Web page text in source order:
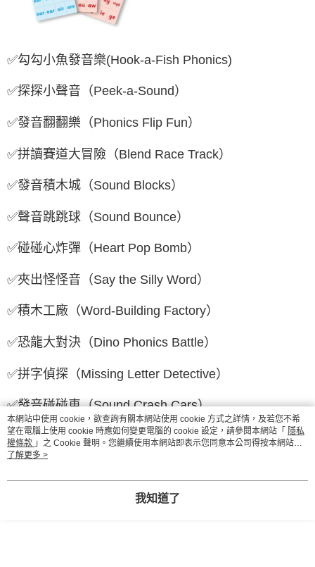
✅勾勾小魚發音樂(Hook-a-Fish Phonics)
✅探探小聲音（Peek-a-Sound）
✅發音翻翻樂（Phonics Flip Fun）
✅拼讀賽道大冒險（Blend Race Track）
✅發音積木城（Sound Blocks）
✅聲音跳跳球（Sound Bounce）
✅碰碰心炸彈（Heart Pop Bomb）
✅夾出怪怪音（Say the Silly Word）
✅積木工廠（Word-Building Factory）
✅恐龍大對決（Dino Phonics Battle）
✅拼字偵探（Missing Letter Detective）
✅發音碰碰車（Sound Crash Cars）
✅拼讀小廚師（Word Chef）
✅聲音百寶箱（Sound Treasure Box）
本網站中使用 cookie，欲查詢有關本網站使用 cookie 方式之詳情，及若您不希
望在電腦上使用 cookie 時應如何變更電腦的 cookie 設定，請參閱本網站「 隱私
權條款 」之 Cookie 聲明。您繼續使用本網站即表示您同意本公司得按本網站使
用條款之 Cookie 聲明使用 cookie。
了解更多 >
我知道了